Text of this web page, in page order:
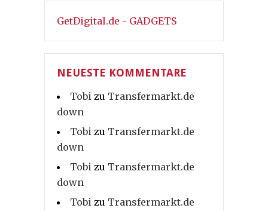
GetDigital.de - GADGETS
NEUESTE KOMMENTARE
Tobi zu Transfermarkt.de
down
Tobi zu Transfermarkt.de
down
Tobi zu Transfermarkt.de
down
Tobi zu Transfermarkt.de